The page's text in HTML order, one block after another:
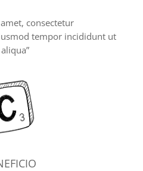
consectetur
tempor incididunt ut